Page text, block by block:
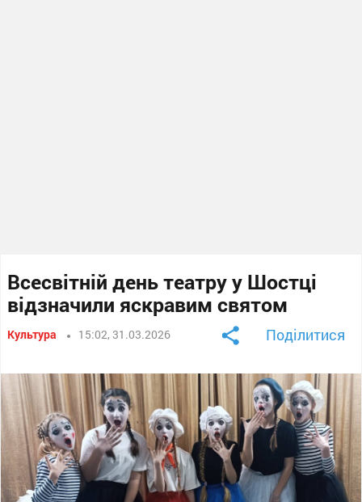
Всесвітній день театру у Шостці
відзначили яскравим святом
Культура 15:02, 31.03.2026 Поділитися